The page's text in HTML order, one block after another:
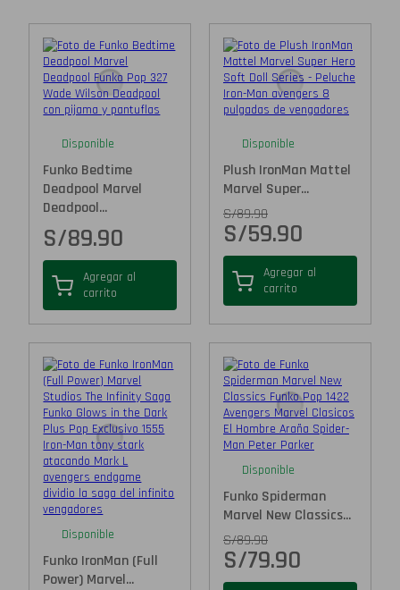
Disponible
Funko Bedtime
Deadpool Marvel
Deadpool...
S/89.90
Agregar al
carrito
Disponible
Plush IronMan Mattel
Marvel Super...
S/89.90
S/59.90
Agregar al
carrito
Disponible
Funko IronMan (Full
Power) Marvel...
Disponible
Funko Spiderman
Marvel New Classics...
S/89.90
S/79.90